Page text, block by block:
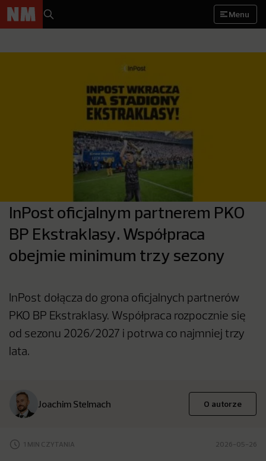
Menu
InPost oficjalnym partnerem PKO
BP Ekstraklasy. Współpraca
obejmie minimum trzy sezony
InPost dołącza do grona oficjalnych partnerów
PKO BP Ekstraklasy. Współpraca rozpocznie się
od sezonu 2026/2027 i potrwa co najmniej trzy
lata.
Joachim Stelmach O autorze
1 MIN CZYTANIA 2026-05-26